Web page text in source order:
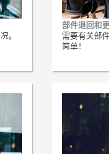
。
部件退回和
需要有关部
简单！